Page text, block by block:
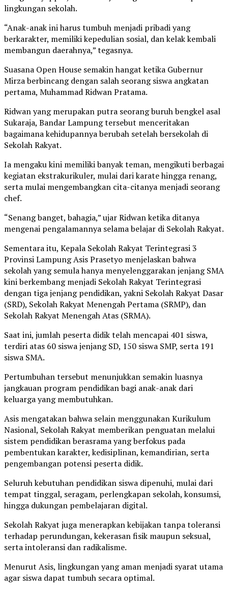
lingkungan sekolah.
“Anak-anak ini harus tumbuh menjadi pribadi yang
berkarakter, memiliki kepedulian sosial, dan kelak kembali
membangun daerahnya,” tegasnya.
Suasana Open House semakin hangat ketika Gubernur
Mirza berbincang dengan salah seorang siswa angkatan
pertama, Muhammad Ridwan Pratama.
Ridwan yang merupakan putra seorang buruh bengkel asal
Sukaraja, Bandar Lampung tersebut menceritakan
bagaimana kehidupannya berubah setelah bersekolah di
Sekolah Rakyat.
Ia mengaku kini memiliki banyak teman, mengikuti berbagai
kegiatan ekstrakurikuler, mulai dari karate hingga renang,
serta mulai mengembangkan cita-citanya menjadi seorang
chef.
“Senang banget, bahagia,” ujar Ridwan ketika ditanya
mengenai pengalamannya selama belajar di Sekolah Rakyat.
Sementara itu, Kepala Sekolah Rakyat Terintegrasi 3
Provinsi Lampung Asis Prasetyo menjelaskan bahwa
sekolah yang semula hanya menyelenggarakan jenjang SMA
kini berkembang menjadi Sekolah Rakyat Terintegrasi
dengan tiga jenjang pendidikan, yakni Sekolah Rakyat Dasar
(SRD), Sekolah Rakyat Menengah Pertama (SRMP), dan
Sekolah Rakyat Menengah Atas (SRMA).
Saat ini, jumlah peserta didik telah mencapai 401 siswa,
terdiri atas 60 siswa jenjang SD, 150 siswa SMP, serta 191
siswa SMA.
Pertumbuhan tersebut menunjukkan semakin luasnya
jangkauan program pendidikan bagi anak-anak dari
keluarga yang membutuhkan.
Asis mengatakan bahwa selain menggunakan Kurikulum
Nasional, Sekolah Rakyat memberikan penguatan melalui
sistem pendidikan berasrama yang berfokus pada
pembentukan karakter, kedisiplinan, kemandirian, serta
pengembangan potensi peserta didik.
Seluruh kebutuhan pendidikan siswa dipenuhi, mulai dari
tempat tinggal, seragam, perlengkapan sekolah, konsumsi,
hingga dukungan pembelajaran digital.
Sekolah Rakyat juga menerapkan kebijakan tanpa toleransi
terhadap perundungan, kekerasan fisik maupun seksual,
serta intoleransi dan radikalisme.
Menurut Asis, lingkungan yang aman menjadi syarat utama
agar siswa dapat tumbuh secara optimal.